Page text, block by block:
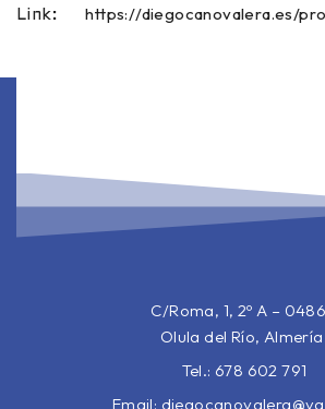
Link: https://diegocanovalera.es/
C/Roma, 1, 2º A –
Olula del Río,
Tel.: 678 602 791
Email: